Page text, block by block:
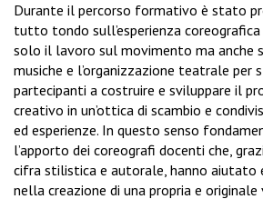
Durante il percorso formativo è stato
tutto tondo sull’esperienza
solo il lavoro sul movimento ma anche
musiche e l’organizzazione teatrale per
partecipanti a costruire e sviluppare il
creativo in un’ottica di scambio e
ed esperienze. In questo senso
l’apporto dei coreografi docenti che,
cifra stilistica e autorale, hanno
nella creazione di una propria e originale